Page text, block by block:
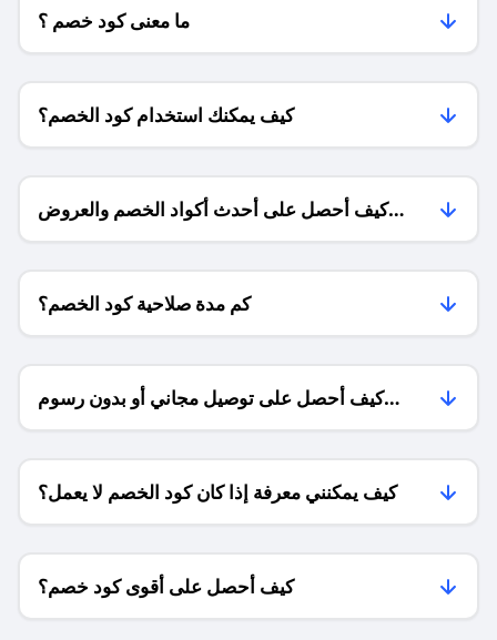
ما معنى كود خصم ؟
كيف يمكنك استخدام كود الخصم؟
كيف أحصل على أحدث أكواد الخصم والعروض
للمتاجر؟
كم مدة صلاحية كود الخصم؟
كيف أحصل على توصيل مجاني أو بدون رسوم
الشحن ؟
كيف يمكنني معرفة إذا كان كود الخصم لا يعمل؟
كيف أحصل على أقوى كود خصم؟